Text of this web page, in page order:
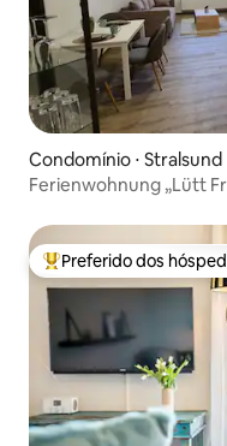
Condomínio ⋅ Stralsund
Ferienwohnung „Lütt
Entre os melhores
Preferido dos